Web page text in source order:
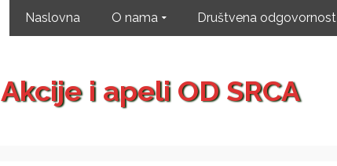
Naslovna O nama Društvena odgovornost
Akcije i apeli OD SRCA